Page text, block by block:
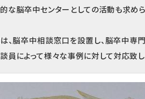
な脳卒中センターとしての活動も求めら
、脳卒中相談窓口を設置し、脳卒中専
員によって様々な事例に対して対応致し